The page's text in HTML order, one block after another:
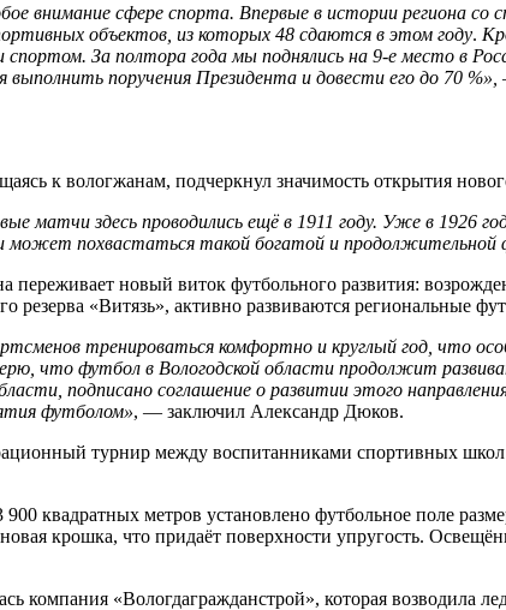
внимание сфере спорта. Впервые в истории региона
объектов, из которых 48 сдаются в этом году.
За полтора года мы поднялись на 9-е место в
поручения Президента и довести его до 70
к вологжанам, подчеркнул значимость открытия
матчи здесь проводились ещё в 1911 году. Уже в 1926
похвастаться такой богатой и продолжительной
переживает новый виток футбольного развития:
«Витязь», активно развиваются региональные
тренироваться комфортно и круглый год, что
что футбол в Вологодской области продолжит
подписано соглашение о развитии этого
футболом», — заключил Александр Дюков.
турнир между воспитанниками спортивных
квадратных метров установлено футбольное поле
крошка, что придаёт поверхности упругость.
компания «Вологдагражданстрой», которая